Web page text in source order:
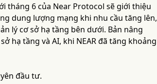
tháng 6 của Near Protocol sẽ giới thiệu
dung lượng mạng khi nhu cầu tăng lên,
lý cơ sở hạ tầng bên dưới. Bản nâng
hạ tầng và AI, khi NEAR đã tăng khoảng
đầu tư.